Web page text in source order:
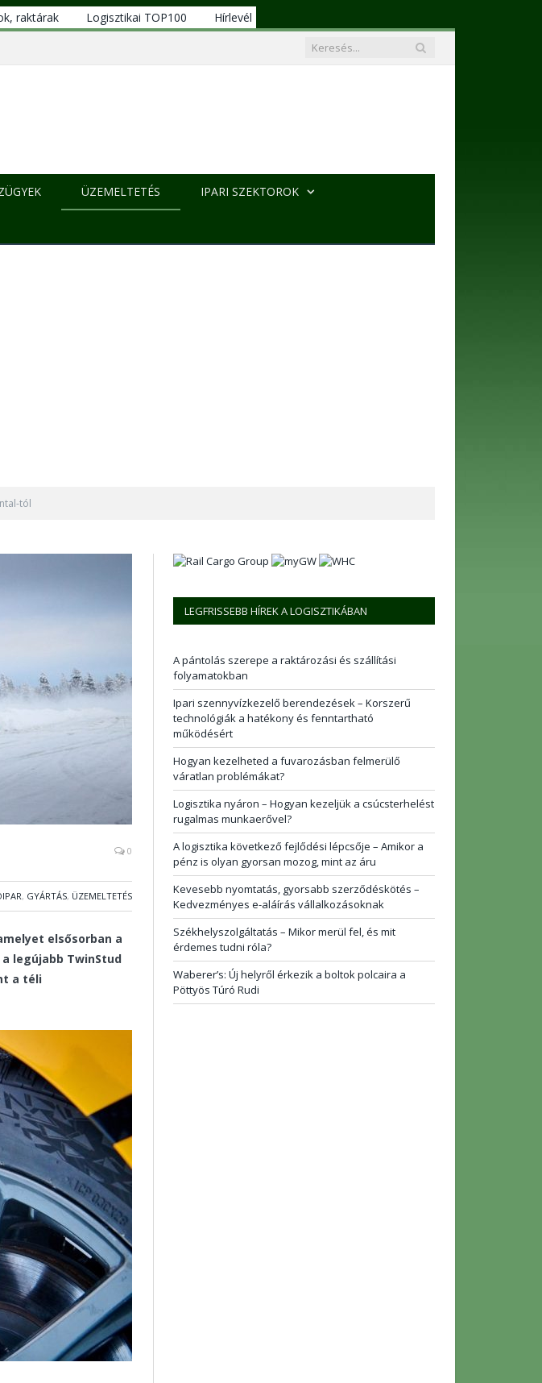
raktárak Logisztikai TOP100
Hírlevél
ÜZEMELTETÉS IPARI SZEKTOROK
tól
0
, GYÁRTÁS, ÜZEMELTETÉS
elsősorban a
legújabb TwinStud
a téli
LEGFRISSEBB HÍREK A LOGISZTIKÁBAN
A pántolás szerepe a raktározási és szállítási
folyamatokban
Ipari szennyvízkezelő berendezések – Korszerű
technológiák a hatékony és fenntartható
működésért
Hogyan kezelheted a fuvarozásban felmerülő
váratlan problémákat?
Logisztika nyáron – Hogyan kezeljük a csúcsterhelést
rugalmas munkaerővel?
A logisztika következő fejlődési lépcsője – Amikor a
pénz is olyan gyorsan mozog, mint az áru
Kevesebb nyomtatás, gyorsabb szerződéskötés –
Kedvezményes e-aláírás vállalkozásoknak
Székhelyszolgáltatás – Mikor merül fel, és mit
érdemes tudni róla?
Waberer’s: Új helyről érkezik a boltok polcaira a
Pöttyös Túró Rudi